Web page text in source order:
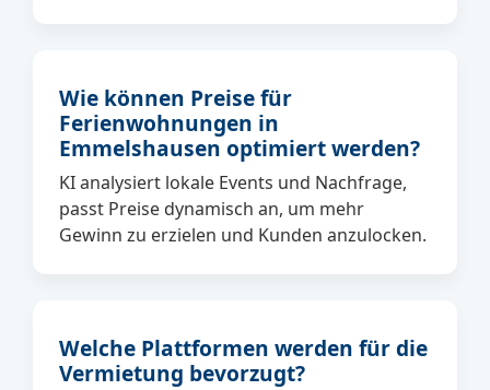
Wie können Preise für
Ferienwohnungen in
Emmelshausen optimiert werden?
KI analysiert lokale Events und Nachfrage,
passt Preise dynamisch an, um mehr
Gewinn zu erzielen und Kunden anzulocken.
Welche Plattformen werden für die
Vermietung bevorzugt?